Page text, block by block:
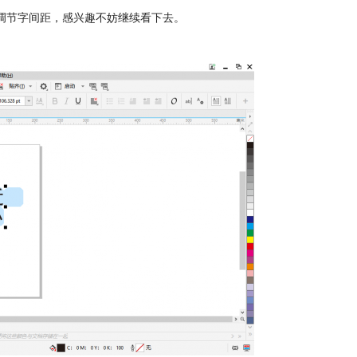
字间距，感兴趣不妨继续看下去。